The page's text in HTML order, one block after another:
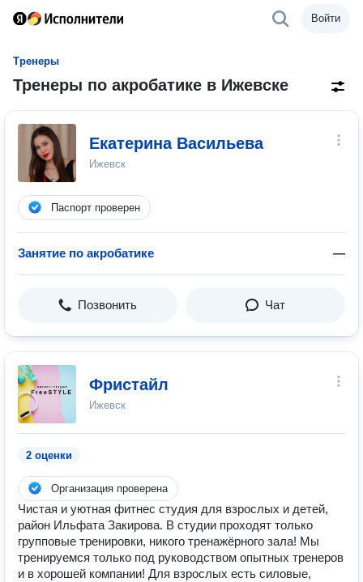
Войти
Тренеры
Тренеры по акробатике в Ижевске
Екатерина Васильева
Ижевск
Паспорт проверен
Занятие по акробатике —
Позвонить Чат
Фристайл
Ижевск
2 оценки
Организация проверена
Чистая и уютная фитнес студия для взрослых и детей,
район Ильфата Закирова. В студии проходят только
групповые тренировки, никого тренажёрного зала! Мы
тренируемся только под руководством опытных тренеров
и в хорошей компании! Для взрослых есть силовые,